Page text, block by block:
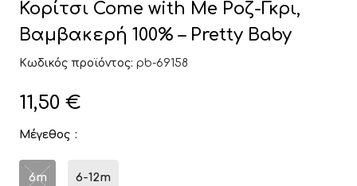
Κορίτσι Come with Me Ροζ-Γκρι,
Βαμβακερή 100% – Pretty Baby
Κωδικός προϊόντος: pb-69158
11,50 €
Μέγεθος
6m 6-12m